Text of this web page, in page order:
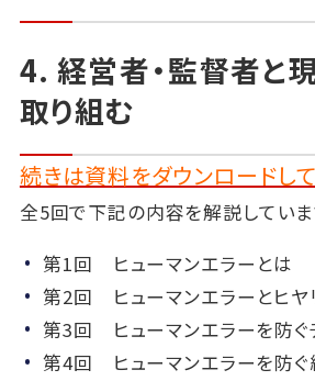
4. 経営者・監督者と
取り組む
続きは資料をダウンロードして
全5回で下記の内容を解説していま
第1回 ヒューマンエラーとは
第2回 ヒューマンエラーとヒヤ
第3回 ヒューマンエラーを防ぐ
第4回 ヒューマンエラーを防ぐ